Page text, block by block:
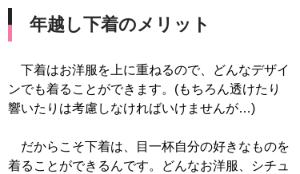
年越し下着のメリット
下着はお洋服を上に重ねるので、どんなデザイ
ンでも着ることができます。(もちろん透けたり
響いたりは考慮しなければいけませんが…)
だからこそ下着は、目一杯自分の好きなものを
着ることができるんです。どんなお洋服、シチュ